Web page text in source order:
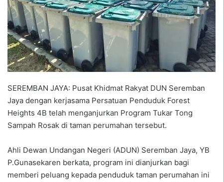
i
SEREMBAN JAYA: Pusat Khidmat Rakyat DUN Seremban
Jaya dengan kerjasama Persatuan Penduduk Forest
Heights 4B telah menganjurkan Program Tukar Tong
Sampah Rosak di taman perumahan tersebut.
Ahli Dewan Undangan Negeri (ADUN) Seremban Jaya, YB
P.Gunasekaren berkata, program ini dianjurkan bagi
memberi peluang kepada penduduk taman perumahan ini